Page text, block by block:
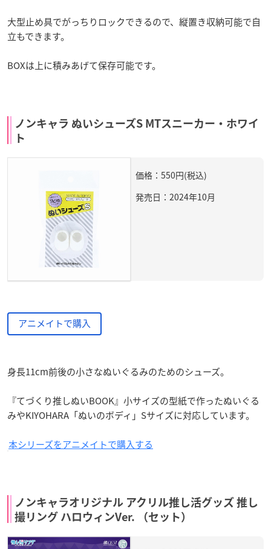
大型止め具でがっちりロックできるので、縦置き収納可能で自
立もできます。
BOXは上に積みあげて保存可能です。
ノンキャラ ぬいシューズS MTスニーカー・ホワイ
ト
価格：550円(税込)
発売日：2024年10月
アニメイトで購入
身長11cm前後の小さなぬいぐるみのためのシューズ。
『てづくり推しぬいBOOK』小サイズの型紙で作ったぬいぐる
みやKIYOHARA「ぬいのボディ」Sサイズに対応しています。
本シリーズをアニメイトで購入する
ノンキャラオリジナル アクリル推し活グッズ 推し
撮リング ハロウィンVer. （セット）